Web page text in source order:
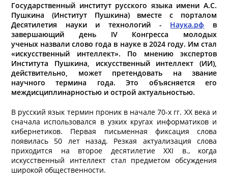
Государственный институт русского языка имени А.С.
Пушкина (Институт Пушкина) вместе с порталом
Десятилетия науки и технологий - Наука.рф в
завершающий день IV Конгресса молодых
ученых назвали слово года в науке в 2024 году. Им стал
«искусственный интеллект». По мнению экспертов
Института Пушкина, искусственный интеллект (ИИ),
действительно, может претендовать на звание
научного термина года. Это объясняется его
междисциплинарностью и острой актуальностью.
В русский язык термин проник в начале 70-х гг. XX века и
сначала использовался в узких кругах информатиков и
кибернетиков. Первая письменная фиксация слова
появилась 50 лет назад. Резкая актуализация слова
приходится на второе десятилетие XXI в., когда
искусственный интеллект стал предметом обсуждения
широкой общественности.